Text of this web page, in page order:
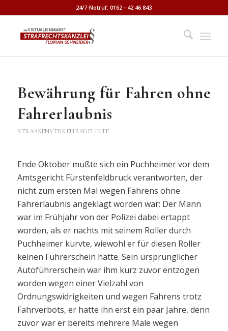
24/7-Notruf: 0162 - 42 46 843
Bewährung für Fahren ohne
Fahrerlaubnis
STRASSENVERKEHRSDELIKTE
Ende Oktober mußte sich ein Puchheimer vor dem
Amtsgericht Fürstenfeldbruck verantworten, der
nicht zum ersten Mal wegen Fahrens ohne
Fahrerlaubnis angeklagt worden war: Der Mann
war im Frühjahr von der Polizei dabei ertappt
worden, als er nachts mit seinem Roller durch
Puchheimer kurvte, wiewohl er für diesen Roller
keinen Führerschein hatte. Sein ursprünglicher
Autoführerschein war ihm kurz zuvor entzogen
worden wegen einer Vielzahl von
Ordnungswidrigkeiten und wegen Fahrens trotz
Fahrverbots, er hatte ihn erst ein paar Jahre, denn
zuvor war er bereits mehrere Male wegen